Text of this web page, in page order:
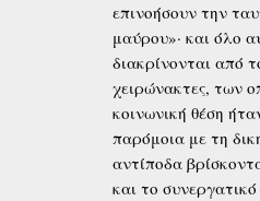
επινοήσουν την
μαύρου»· και όλο
διακρίνονται από
χειρώνακτες, των
κοινωνική θέση
παρόμοια με τη
αντίποδα
και το